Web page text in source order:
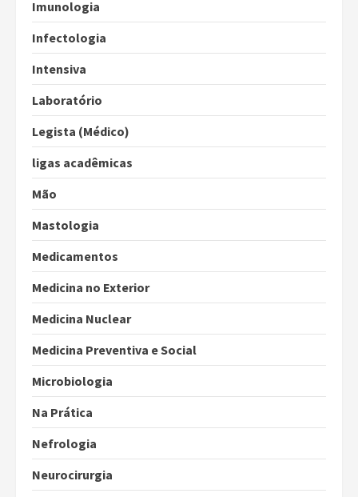
Imunologia
Infectologia
Intensiva
Laboratório
Legista (Médico)
ligas acadêmicas
Mão
Mastologia
Medicamentos
Medicina no Exterior
Medicina Nuclear
Medicina Preventiva e Social
Microbiologia
Na Prática
Nefrologia
Neurocirurgia